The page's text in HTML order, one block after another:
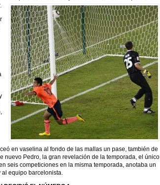
en vaselina al fondo de las mallas un pase, también de
nuevo Pedro, la gran revelación de la temporada, el único
seis competiciones en la misma temporada, anotaba un
al equipo barcelonista.